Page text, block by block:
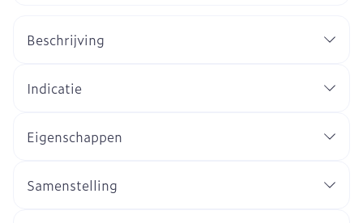
Beschrijving
Indicatie
Eigenschappen
Samenstelling